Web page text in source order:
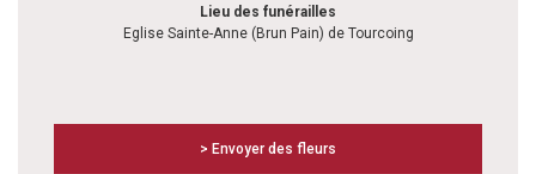
Lieu des funérailles
Eglise Sainte-Anne (Brun Pain) de Tourcoing
> Envoyer des fleurs